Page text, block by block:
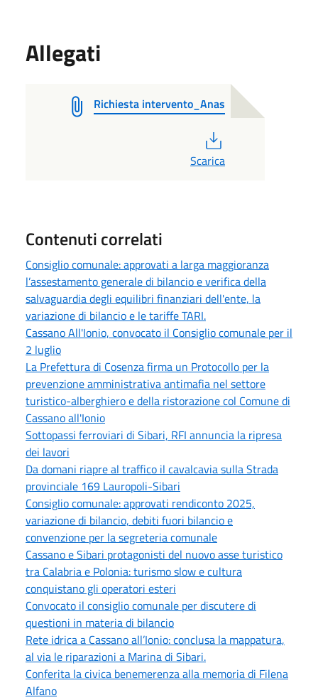
Allegati
Richiesta intervento_Anas
Scarica
Contenuti correlati
Consiglio comunale: approvati a larga maggioranza
l’assestamento generale di bilancio e verifica della
salvaguardia degli equilibri finanziari dell'ente, la
variazione di bilancio e le tariffe TARI.
Cassano All'Ionio, convocato il Consiglio comunale per il
2 luglio
La Prefettura di Cosenza firma un Protocollo per la
prevenzione amministrativa antimafia nel settore
turistico-alberghiero e della ristorazione col Comune di
Cassano all'Ionio
Sottopassi ferroviari di Sibari, RFI annuncia la ripresa
dei lavori
Da domani riapre al traffico il cavalcavia sulla Strada
provinciale 169 Lauropoli-Sibari
Consiglio comunale: approvati rendiconto 2025,
variazione di bilancio, debiti fuori bilancio e
convenzione per la segreteria comunale
Cassano e Sibari protagonisti del nuovo asse turistico
tra Calabria e Polonia: turismo slow e cultura
conquistano gli operatori esteri
Convocato il consiglio comunale per discutere di
questioni in materia di bilancio
Rete idrica a Cassano all’Ionio: conclusa la mappatura,
al via le riparazioni a Marina di Sibari.
Conferita la civica benemerenza alla memoria di Filena
Alfano